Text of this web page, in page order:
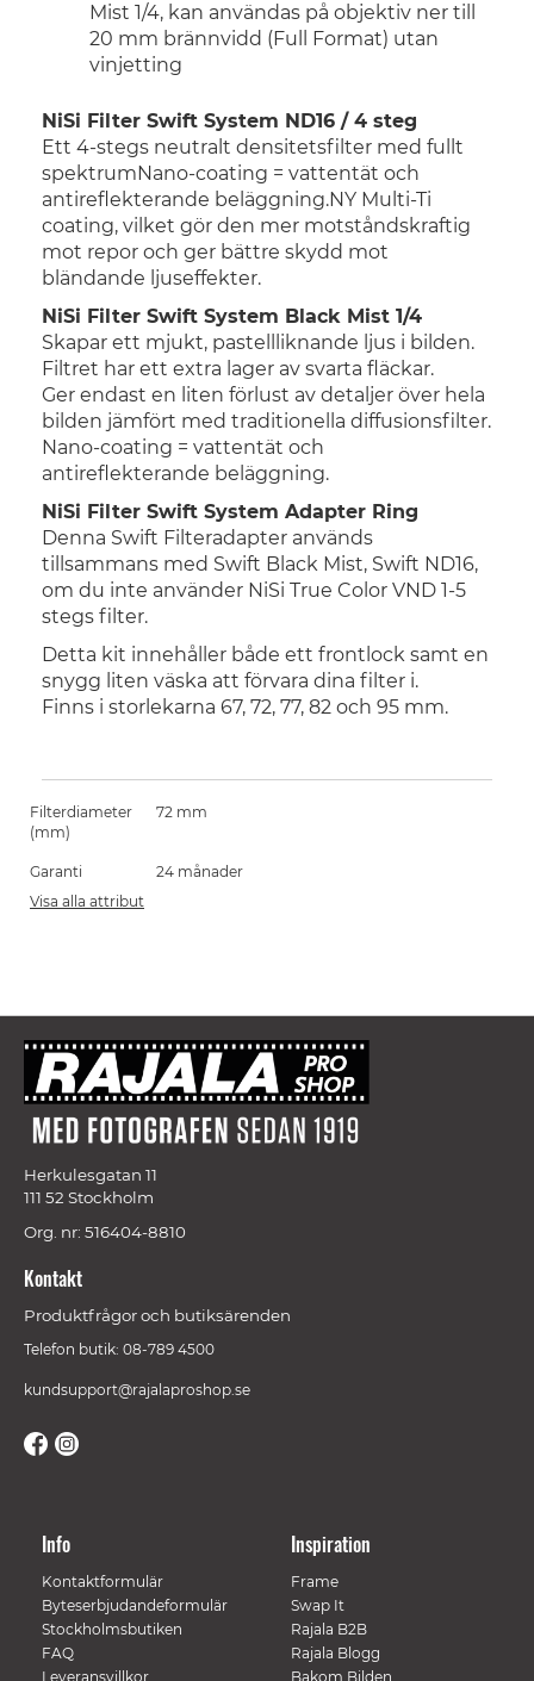
Mist 1/4, kan användas på objektiv ner till
20 mm brännvidd (Full Format) utan
vinjetting
NiSi Filter Swift System ND16 / 4 steg
Ett 4-stegs neutralt densitetsfilter med fullt
spektrumNano-coating = vattentät och
antireflekterande beläggning.NY Multi-Ti
coating, vilket gör den mer motståndskraftig
mot repor och ger bättre skydd mot
bländande ljuseffekter.
NiSi Filter Swift System Black Mist 1/4
Skapar ett mjukt, pastellliknande ljus i bilden.
Filtret har ett extra lager av svarta fläckar.
Ger endast en liten förlust av detaljer över hela
bilden jämfört med traditionella diffusionsfilter.
Nano-coating = vattentät och
antireflekterande beläggning.
NiSi Filter Swift System Adapter Ring
Denna Swift Filteradapter används
tillsammans med Swift Black Mist, Swift ND16,
om du inte använder NiSi True Color VND 1-5
stegs filter.
Detta kit innehåller både ett frontlock samt en
snygg liten väska att förvara dina filter i.
Finns i storlekarna 67, 72, 77, 82 och 95 mm.
Filterdiameter
(mm)
72 mm
Garanti
24 månader
Visa alla attribut
Herkulesgatan 11
111 52 Stockholm
Org. nr: 516404-8810
Kontakt
Produktfrågor och butiksärenden
Telefon butik: 08-789 4500
kundsupport@rajalaproshop.se
Info
Kontaktformulär
Byteserbjudandeformulär
Stockholmsbutiken
FAQ
Leveransvillkor
Inspiration
Frame
Swap It
Rajala B2B
Rajala Blogg
Bakom Bilden